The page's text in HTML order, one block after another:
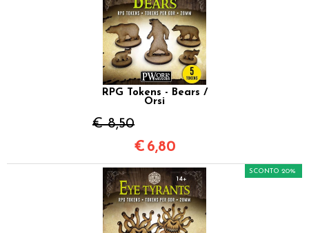
RPG Tokens - Bears /
Orsi
€ 8,50
€ 6,80
SCONTO 20%